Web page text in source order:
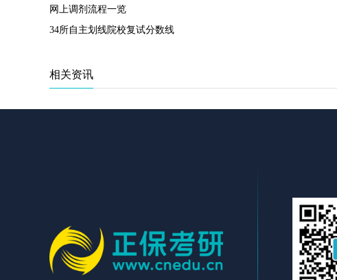
网上调剂流程一览
34所自主划线院校复试分数线
相关资讯